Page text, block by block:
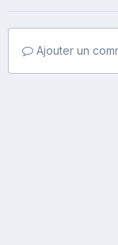
Ajouter un